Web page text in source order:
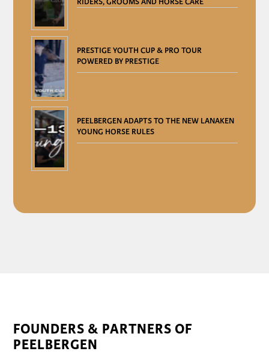
PRESTIGE YOUTH CUP & PRO TOUR
POWERED BY PRESTIGE
PEELBERGEN ADAPTS TO THE NEW LANAKEN
YOUNG HORSE RULES
FOUNDERS & PARTNERS OF
PEELBERGEN